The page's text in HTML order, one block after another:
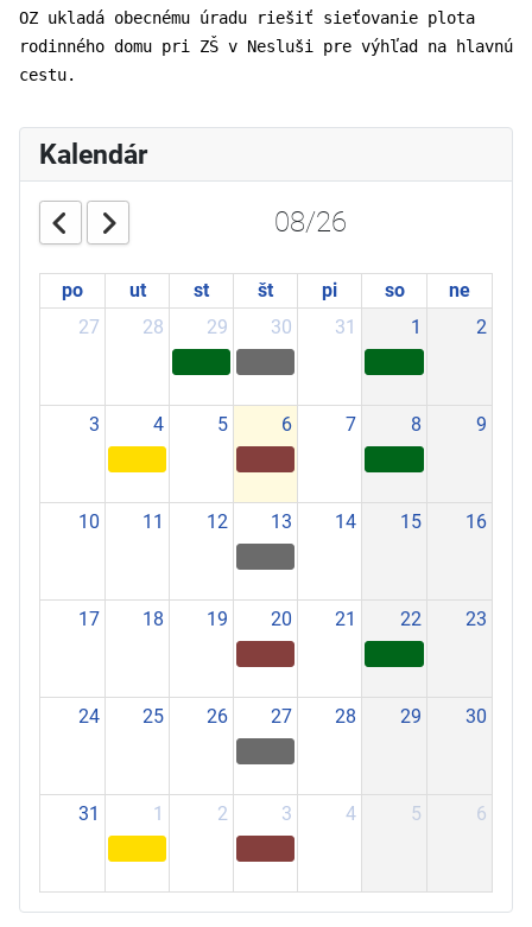
OZ ukladá obecnému úradu riešiť sieťovanie plota
rodinného domu pri ZŠ v Nesluši pre výhľad na hlavnú
cestu.
Kalendár
08/26
po ut st št pi so
ne
27
28 29 30 31 1 2
3 4 5 6 7 8 9
10 11 12 13 14 15 16
17 18 19 20 21 22 23
24 25 26 27 28 29 30
31 1 2 3 4 5 6